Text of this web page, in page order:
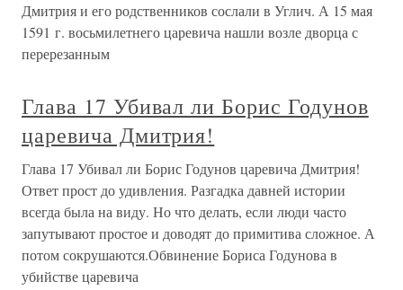
Дмитрия и его родственников сослали в Углич. А 15 мая
1591 г. восьмилетнего царевича нашли возле дворца с
перерезанным
Глава 17 Убивал ли Борис Годунов
царевича Дмитрия!
Глава 17 Убивал ли Борис Годунов царевича Дмитрия!
Ответ прост до удивления. Разгадка давней истории
всегда была на виду. Но что делать, если люди часто
запутывают простое и доводят до примитива сложное. А
потом сокрушаются.Обвинение Бориса Годунова в
убийстве царевича